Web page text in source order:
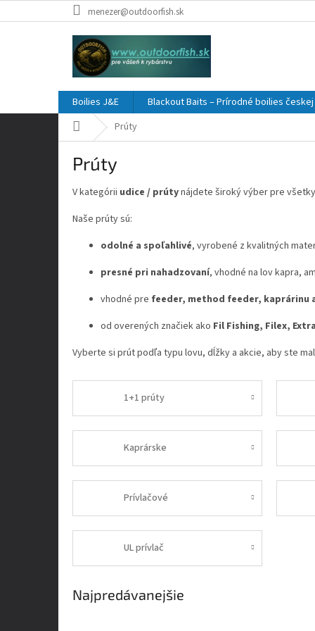
na
menezer@outdoorfish.sk
Boilies J&E Blackout Baits – Prírodné boilies
DomovPrúty
Prúty
V kategórii udice / prútynájdete široký výber pre
Naše prúty sú:
odolné a spoľahlivé, vyrobené z kvalitných
presné pri nahadzovaní, vhodné na lov kapra,
vhodné pre feeder, method feeder, kaprárinu
od overených značiek ako Fil Fishing, Filex,
Vyberte si prút podľa typu lovu, dĺžky a akcie, aby ste
1+1 prúty
Kaprárske
Prívlačové
UL prívlač
Najpredávanejšie